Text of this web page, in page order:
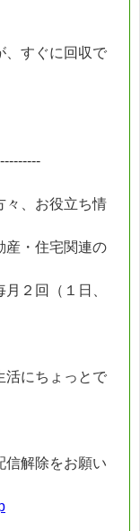
、すぐに回収で
々、お役立ち情
産・住宅関連の
２回（１日、
活にちょっとで
信解除をお願い